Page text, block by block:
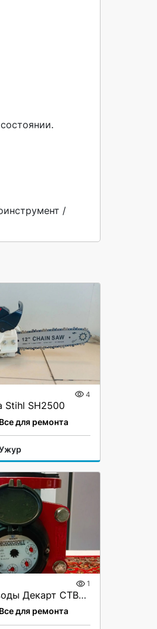
/
4
Stihl SH2500
Все для ремонта
1
Счётчик воды Декарт СТВУ-50
Все для ремонта